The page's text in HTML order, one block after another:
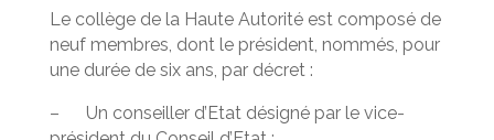
Le collège de la Haute Autorité est composé de
neuf membres, dont le président, nommés, pour
une durée de six ans, par décret :
– Un conseiller d’Etat désigné par le vice-